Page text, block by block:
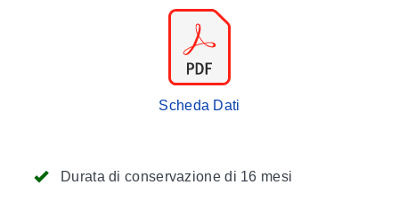
Durata di conservazione di 16 mesi
Scheda Dati